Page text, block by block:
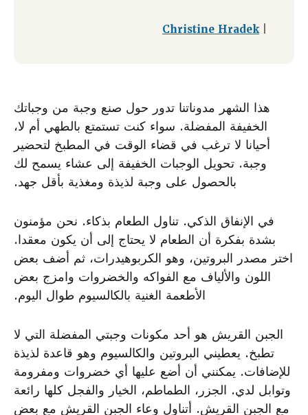
Christine Hradek
هذا الشهر مدوناتنا تدور حول صنع وجبة من وجباتك
الخفيفة المفضلة. سواء كنت تستمتع بالطهي أم لا،
أحيانا لا ترغب في قضاء الوقت في المطبخ لتحضير
وجبة. تحويل الوجبات الخفيفة إلى عشاء يسمح لك
بالحصول على وجبة لذيذة ومغذية بأقل جهد.
في الإنفاق الذكي. تناول الطعام بذكاء. نحن مؤمنون
بشدة بفكرة أن الطعام لا يحتاج إلى أن يكون معقدا.
اختر مصدر البروتين، وهو الكربوهيدرات، ثم أضف بعض
اللون والألياف مع الفواكه والخضروات وامزج بعض
الأطعمة الغنية بالكالسيوم طوال اليوم.
الجبن القريش هو أحد مكونات وجبتي المفضلة التي لا
تطبخ. يعطيني البروتين والكالسيوم وهو قاعدة لذيذة
للإضافات. يمكنني أن أضع عليها أي خضروات ومفرومة
وتوابل لدي. الجزر، الطماطم، الخيار والفجل كلها رائعة
مع الجبن القريش. أتناول وعاء الجبن القريش مع بعض